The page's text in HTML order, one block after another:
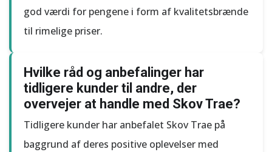
god værdi for pengene i form af kvalitetsbrænde
til rimelige priser.
Hvilke råd og anbefalinger har
tidligere kunder til andre, der
overvejer at handle med Skov Trae?
Tidligere kunder har anbefalet Skov Trae på
baggrund af deres positive oplevelser med